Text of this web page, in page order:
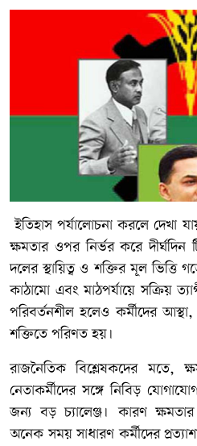
ইতিহাস পর্যালোচনা করলে
ক্ষমতার ওপর নির্ভর করে
দলের স্থায়িত্ব ও শক্তির মূল ভিত্তি
কাঠামো এবং মাঠপর্যায়ে সক্রিয়
পরিবর্তনশীল হলেও কর্মীদের আস্থা,
শক্তিতে পরিণত হয়।
রাজনৈতিক বিশ্লেষকদের মতে,
নেতাকর্মীদের সঙ্গে নিবিড়
জন্য বড় চ্যালেঞ্জ। কারণ
অনেক সময় সাধারণ কর্মীদের